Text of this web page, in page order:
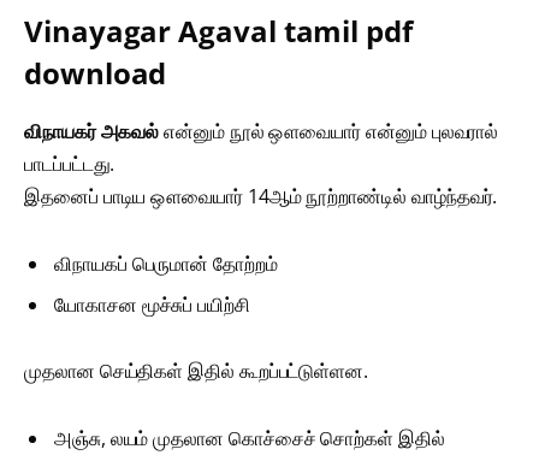
Vinayagar Agaval tamil pdf
download
விநாயகர் அகவல்என்னும் நூல் ஔவையார் என்னும் புலவரால்
பாடப்பட்டது.
இதனைப் பாடிய ஔவையார் 14ஆம் நூற்றாண்டில் வாழ்ந்தவர்.
விநாயகப் பெருமான் தோற்றம்
யோகாசன மூச்சுப் பயிற்சி
முதலான செய்திகள் இதில் கூறப்பட்டுள்ளன.
அஞ்சு, லயம் முதலான கொச்சைச் சொற்கள் இதில்